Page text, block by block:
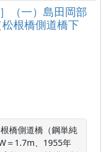
（一）島田岡部
根橋側道橋下
橋側道橋（鋼単純
＝1.7m、1955年